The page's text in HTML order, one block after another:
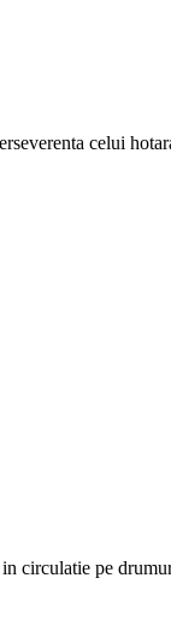
celui
circulatie pe